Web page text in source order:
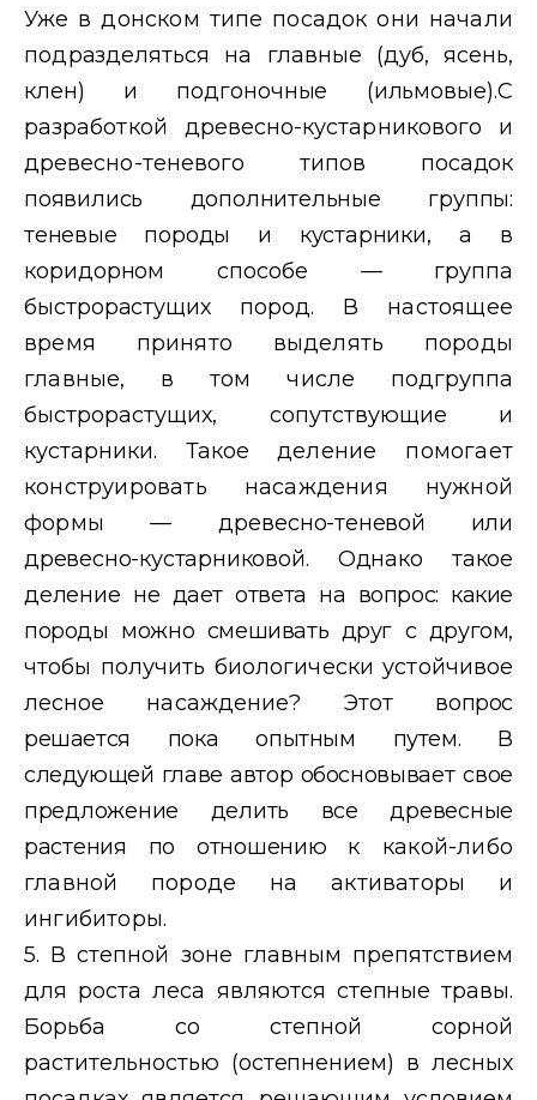
Уже в донском типе посадок они начали
подразделяться на главные (дуб, ясень,
клен) и подгоночные (ильмовые).С
разработкой древесно-кустарникового и
древесно-теневого типов посадок
появились дополнительные группы:
теневые породы и кустарники, а в
коридорном способе — группа
быстрорастущих пород. В настоящее
время принято выделять породы
главные, в том числе подгруппа
быстрорастущих, сопутствующие и
кустарники. Такое деление помогает
конструировать насаждения нужной
формы — древесно-теневой или
древесно-кустарниковой. Однако такое
деление не дает ответа на вопрос: какие
породы можно смешивать друг с другом,
чтобы получить биологически устойчивое
лесное насаждение? Этот вопрос
решается пока опытным путем. В
следующей главе автор обосновывает свое
предложение делить все древесные
растения по отношению к какой-либо
главной породе на активаторы и
ингибиторы.
5. В степной зоне главным препятствием
для роста леса являются степные травы.
Борьба со степной сорной
растительностью (остепнением) в лесных